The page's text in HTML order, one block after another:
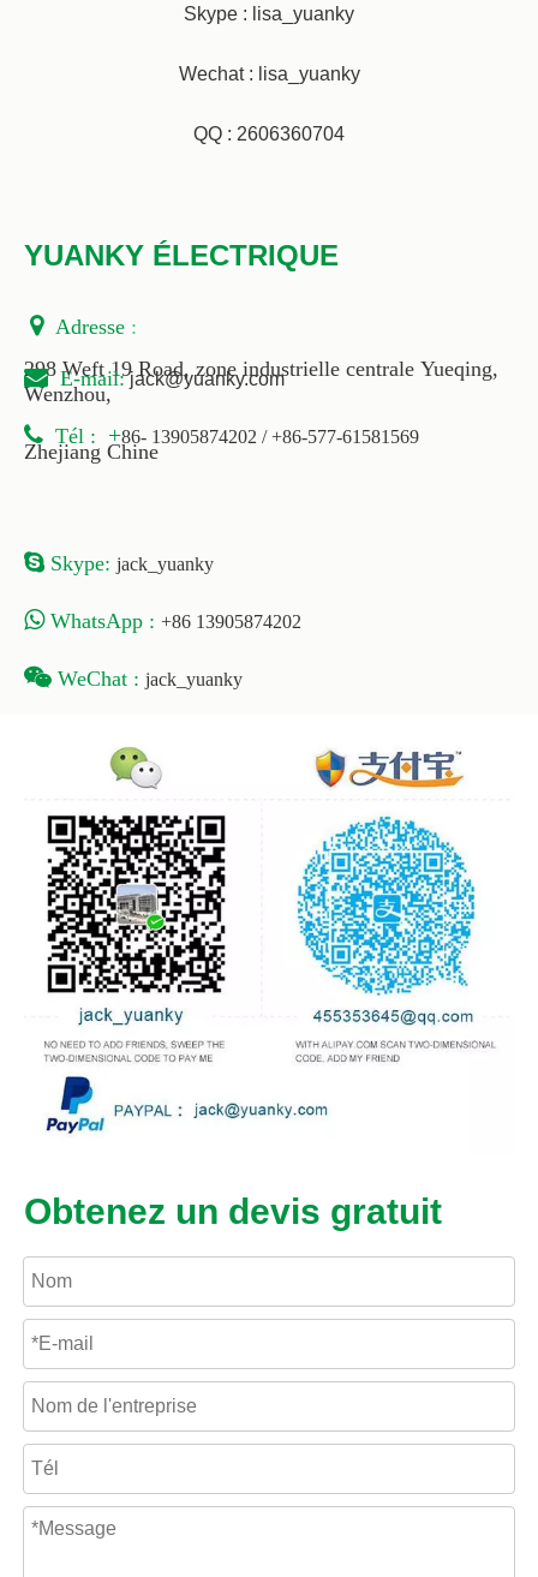
Skype : lisa_yuanky
Wechat : lisa_yuanky
QQ : 2606360704
YUANKY ÉLECTRIQUE
 Adresse :
298 Weft 19 Road, zone industrielle centrale Yueqing,
Wenzhou,
Zhejiang Chine
E-mail: jack@yuanky.com
 Tél : +86- 13905874202 / +86-577-61581569
 Skype: jack_yuanky
 WhatsApp : +86 13905874202
 WeChat : jack_yuanky
Obtenez un devis gratuit